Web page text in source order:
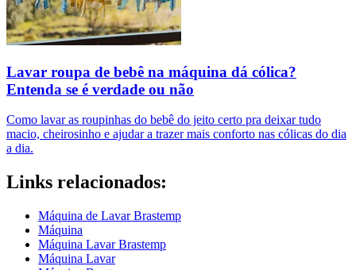
Lavar roupa de bebê na máquina dá cólica?
Entenda se é verdade ou não
Como lavar as roupinhas do bebê do jeito certo pra deixar tudo
macio, cheirosinho e ajudar a trazer mais conforto nas cólicas do dia
a dia.
Links relacionados:
Máquina de Lavar Brastemp
Máquina
Máquina Lavar Brastemp
Máquina Lavar